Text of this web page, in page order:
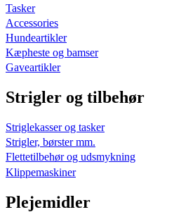
Tasker
Accessories
Hundeartikler
Kæpheste og bamser
Gaveartikler
Strigler og tilbehør
Striglekasser og tasker
Strigler, børster mm.
Flettetilbehør og udsmykning
Klippemaskiner
Plejemidler